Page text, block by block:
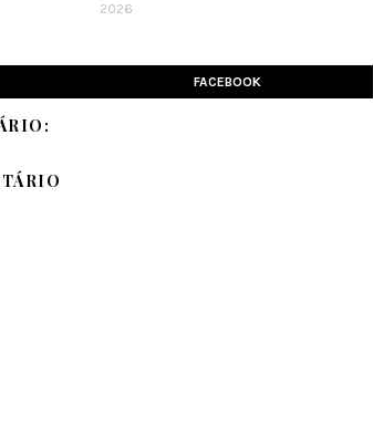
2026
FACEBOOK